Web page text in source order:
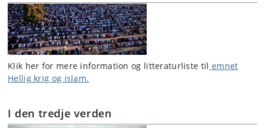
Klik her for mere information og litteraturliste til emnet
Hellig krig og islam.
I den tredje verden